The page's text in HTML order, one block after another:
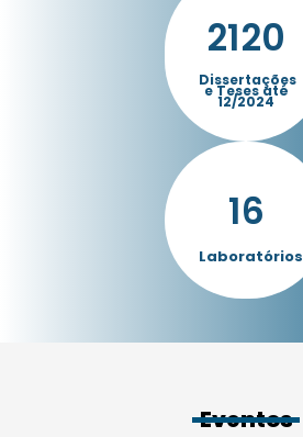
2120
Dissertações
e Teses até
12/2024
16
Laboratórios
Eventos